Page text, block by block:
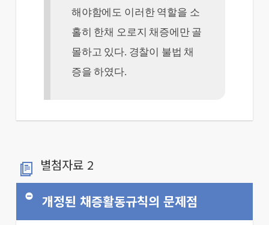
해야함에도 이러한 역할을 소
홀히 한채 오로지 채증에만 골
몰하고 있다. 경찰이 불법 채
증을 하였다.
별첨자료 2
개정된 채증활동규칙의 문제점